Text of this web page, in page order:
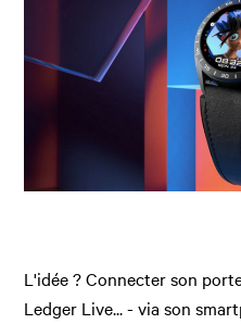
L'idée ? Connecter son
Ledger Live... - via son